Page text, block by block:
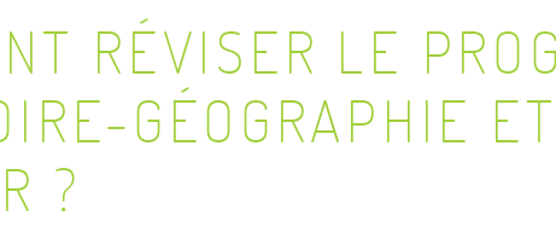
RÉVISER LE
GÉOGRAPHIE ET
?